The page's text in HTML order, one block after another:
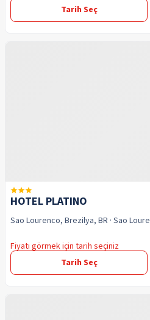
Tarih Seç
HOTEL PLATINO
Sao Lourenco, Brezilya, BR · Sao
Fiyatı görmek için tarih seçiniz
Tarih Seç